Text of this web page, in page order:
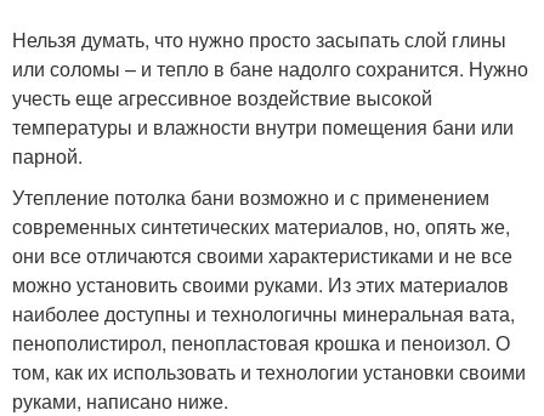
Нельзя думать, что нужно просто засыпать слой глины
или соломы – и тепло в бане надолго сохранится. Нужно
учесть еще агрессивное воздействие высокой
температуры и влажности внутри помещения бани или
парной.
Утепление потолка бани возможно и с применением
современных синтетических материалов, но, опять же,
они все отличаются своими характеристиками и не все
можно установить своими руками. Из этих материалов
наиболее доступны и технологичны минеральная вата,
пенополистирол, пенопластовая крошка и пеноизол. О
том, как их использовать и технологии установки своими
руками, написано ниже.